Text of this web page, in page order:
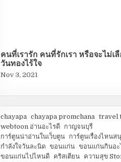
คนที่เรารัก คนที่รักเรา หรือจะไม่เลื
วันทองไร้ใจ
Nov 3, 2021
chayapa chayapa promchana travel
webtoon อ่านอะไรดี
กาญจนบุรี
การ์ตูนน่าอ่านในเว็บตูน
การ์ตูนเรื่องไหนส
กำลังใจวันละนิด ขอนแก่น ขอนแก่นกินอะ
ขอนแก่นไปไหนดี
คริสเตียน
ความสุข